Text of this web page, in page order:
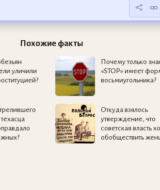
Похожие факты
уличили
Почему только
«STOP» имеет
восьмиугольника?
Откуда взялось
утверждение, что
советская власть
обобществить